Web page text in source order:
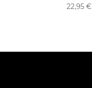
22,95€